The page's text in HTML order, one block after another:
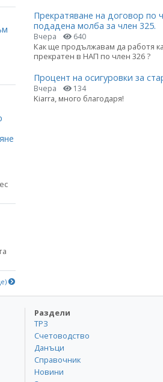
Прекратяване на договор по
подадена молба за член 325.
Вчера 640
Как ще продължавам да работя
прекратен в НАП по член 326 ?
Процент на осигуровки за
Вчера 134
Kiarra, много благодаря!
Раздели
ТРЗ
Счетоводство
Данъци
Справочник
Новини